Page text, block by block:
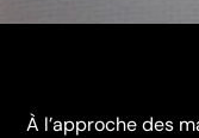
À l’approche des